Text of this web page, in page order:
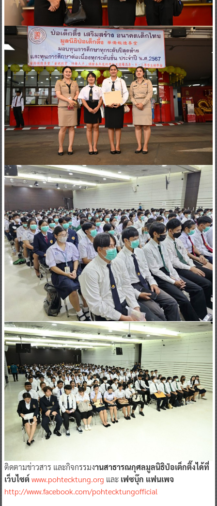
ติดตามข่าวสาร และกิจกรรมงานสาธารณกุศลมูลนิธิป่อเต็กตึ๊งได้ที่
เว็บไซต์ www.pohtecktung.org และ เฟซบุ๊ก แฟนเพจ
http://www.facebook.com/pohtecktungofficial